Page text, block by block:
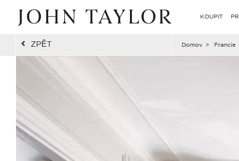
KOUPIT
ZPĚT Domov > Francie